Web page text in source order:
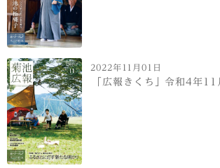
2022年11月01日
「広報きくち」令和4年11